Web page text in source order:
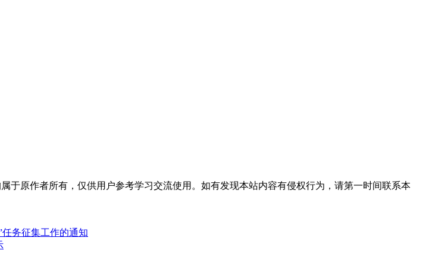
于原作者所有，仅供用户参考学习交流使用。如有发现本站内容有侵权行为，请第一时间联系本
务征集工作的通知